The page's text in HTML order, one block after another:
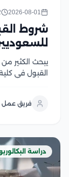
2026-08-01
شروط
للسعوديين
يبحث الكثير
القبول في
الأكاديمية،
فريق عمل
دراسة